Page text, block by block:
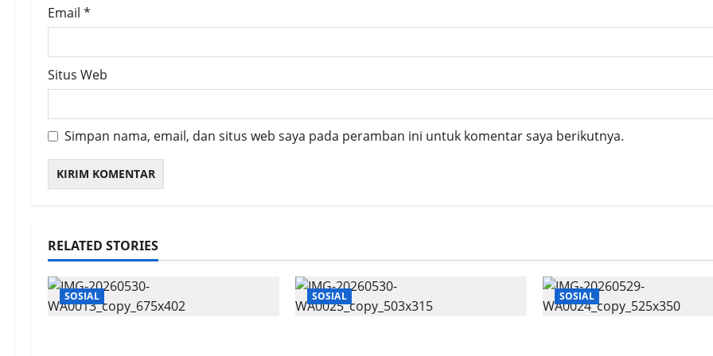
Email *
Situs Web
Simpan nama, email, dan situs web saya pada peramban ini untuk komentar saya berikutnya.
RELATED STORIES
SOSIAL SOSIAL SOSIAL